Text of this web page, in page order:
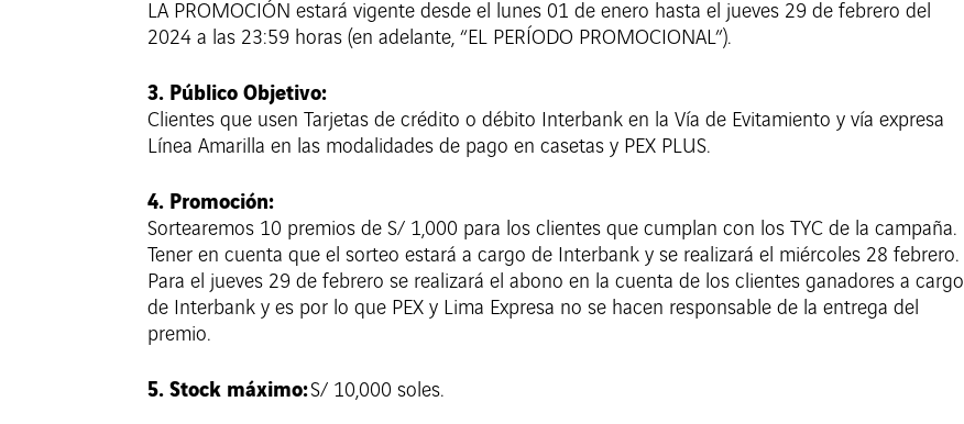
LA PROMOCIÓN estará vigente desde el lunes 01 de enero hasta el jueves 29 de febrero del
2024 a las 23:59 horas (en adelante, “EL PERÍODO PROMOCIONAL”).
3. Público Objetivo:
Clientes que usen Tarjetas de crédito o débito Interbank en la Vía de Evitamiento y vía expresa
Línea Amarilla en las modalidades de pago en casetas y PEX PLUS.
4. Promoción:
Sortearemos 10 premios de S/ 1,000 para los clientes que cumplan con los TYC de la campaña.
Tener en cuenta que el sorteo estará a cargo de Interbank y se realizará el miércoles 28 febrero.
Para el jueves 29 de febrero se realizará el abono en la cuenta de los clientes ganadores a cargo
de Interbank y es por lo que PEX y Lima Expresa no se hacen responsable de la entrega del
premio.
5. Stock máximo:S/ 10,000 soles.